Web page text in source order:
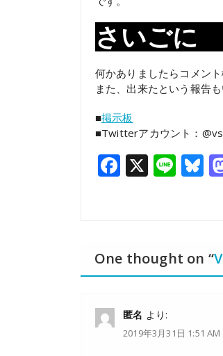
さいごに
何かありましたらコメン
また、出来たという報告
■掲示板
■Twitterアカウント：
Facebook
X Line
One thought on “
匿名 より:
2019年3月31日 1:51 AM